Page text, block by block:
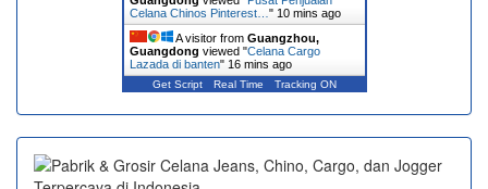
Celana Chinos Pinterest… " 10 mins ago
A visitor from Guangzhou,
Guangdong viewed "Celana Cargo
Lazada di banten" 16 mins ago
Get Script Real Time Tracking ON